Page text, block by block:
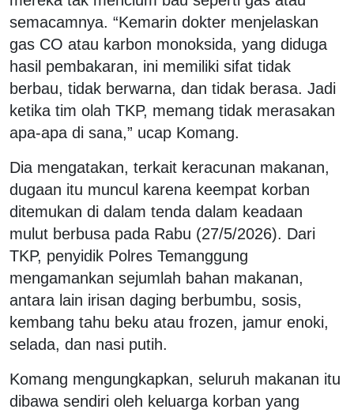
semacamnya. “Kemarin dokter menjelaskan
gas CO atau karbon monoksida, yang diduga
hasil pembakaran, ini memiliki sifat tidak
berbau, tidak berwarna, dan tidak berasa. Jadi
ketika tim olah TKP, memang tidak merasakan
apa-apa di sana,” ucap Komang.
Dia mengatakan, terkait keracunan makanan,
dugaan itu muncul karena keempat korban
ditemukan di dalam tenda dalam keadaan
mulut berbusa pada Rabu (27/5/2026). Dari
TKP, penyidik Polres Temanggung
mengamankan sejumlah bahan makanan,
antara lain irisan daging berbumbu, sosis,
kembang tahu beku atau frozen, jamur enoki,
selada, dan nasi putih.
Komang mengungkapkan, seluruh makanan itu
dibawa sendiri oleh keluarga korban yang